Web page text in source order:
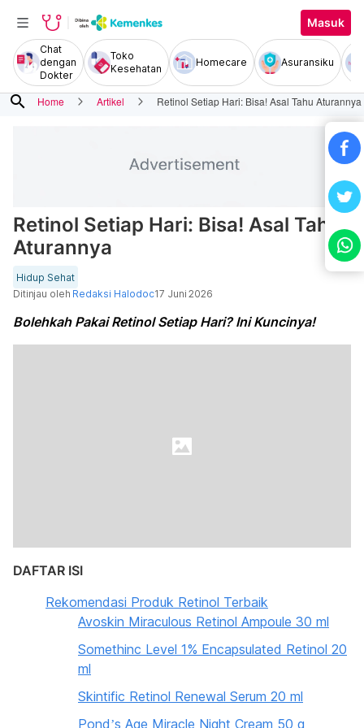
Masuk
Chat
dengan
Dokter
Toko
Kesehatan
Homecare Asuransiku
search Home Artikel Retinol Setiap Hari: Bisa! Asal Tahu Aturannya
Retinol Setiap Hari: Bisa! Asal Tahu
Aturannya
Hidup Sehat
Ditinjau oleh Redaksi Halodoc17 Juni 2026
Bolehkah Pakai Retinol Setiap Hari? Ini Kuncinya!
DAFTAR ISI
Rekomendasi Produk Retinol Terbaik
Avoskin Miraculous Retinol Ampoule 30 ml
Somethinc Level 1% Encapsulated Retinol 20
ml
Skintific Retinol Renewal Serum 20 ml
Pond’s Age Miracle Night Cream 50 g